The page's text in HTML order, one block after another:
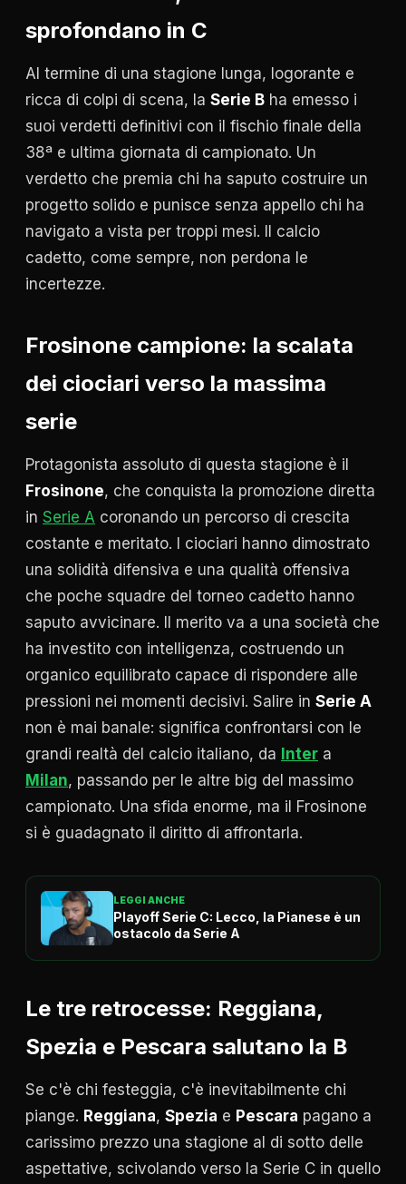
sprofondano in C
Al termine di una stagione lunga, logorante e
ricca di colpi di scena, la Serie B ha emesso i
suoi verdetti definitivi con il fischio finale della
38ª e ultima giornata di campionato. Un
verdetto che premia chi ha saputo costruire un
progetto solido e punisce senza appello chi ha
navigato a vista per troppi mesi. Il calcio
cadetto, come sempre, non perdona le
incertezze.
Frosinone campione: la scalata
dei ciociari verso la massima
serie
Protagonista assoluto di questa stagione è il
Frosinone, che conquista la promozione diretta
in Serie A coronando un percorso di crescita
costante e meritato. I ciociari hanno dimostrato
una solidità difensiva e una qualità offensiva
che poche squadre del torneo cadetto hanno
saputo avvicinare. Il merito va a una società che
ha investito con intelligenza, costruendo un
organico equilibrato capace di rispondere alle
pressioni nei momenti decisivi. Salire in Serie A
non è mai banale: significa confrontarsi con le
grandi realtà del calcio italiano, da Inter a
Milan, passando per le altre big del massimo
campionato. Una sfida enorme, ma il Frosinone
si è guadagnato il diritto di affrontarla.
LEGGI ANCHE
Playoff Serie C: Lecco, la Pianese è un
ostacolo da Serie A
Le tre retrocesse: Reggiana,
Spezia e Pescara salutano la B
Se c'è chi festeggia, c'è inevitabilmente chi
piange. Reggiana, Spezia e Pescara pagano a
carissimo prezzo una stagione al di sotto delle
aspettative, scivolando verso la Serie C in quello